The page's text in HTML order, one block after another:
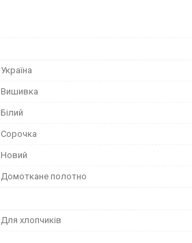
Україна
Вишивка
Білий
Сорочка
Новий
Домоткане полотно
Для хлопчиків